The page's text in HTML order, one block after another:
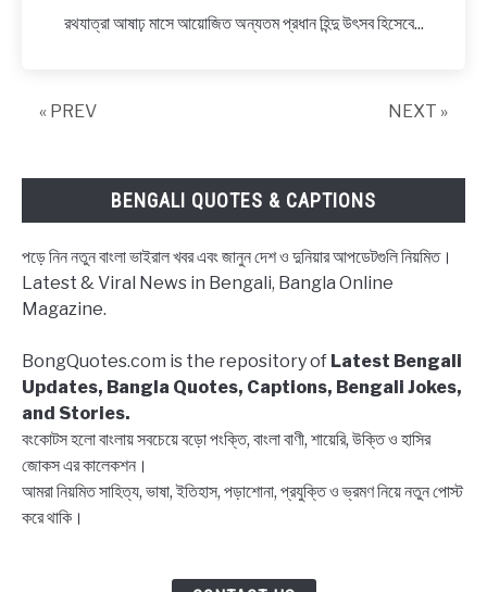
বিস্তারিত
~
Details
Rath
Yatra
in
Bengali
রথযাত্রা আষাঢ় মাসে আয়োজিত অন্যতম প্রধান হিন্দু উৎসব হিসেবে...
« PREV NEXT »
BENGALI QUOTES & CAPTIONS
পড়ে নিন নতুন বাংলা ভাইরাল খবর এবং জানুন দেশ ও দুনিয়ার আপডেটগুলি নিয়মিত।
Latest & Viral News in Bengali, Bangla Online
Magazine.
BongQuotes.com is the repository of Latest Bengali
Updates, Bangla Quotes, Captions, Bengali Jokes,
and Stories.
বংকোটস হলো বাংলায় সবচেয়ে বড়ো পংক্তি, বাংলা বাণী, শায়েরি, উক্তি ও হাসির
জোকস এর কালেকশন।
আমরা নিয়মিত সাহিত্য, ভাষা, ইতিহাস, পড়াশোনা, প্রযুক্তি ও ভ্রমণ নিয়ে নতুন পোস্ট
করে থাকি।